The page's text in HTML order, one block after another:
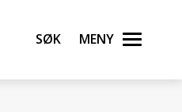
Søk Meny